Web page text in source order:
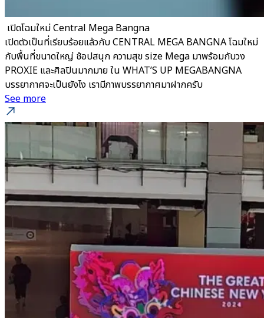
​ เปิดโฉมใหม่ Central Mega Bangna
เปิดตัวเป็นที่เรียบร้อยแล้วกับ CENTRAL MEGA BANGNA โฉมใหม่
กับพื้นที่ขนาดใหญ่ ช้อปสนุก ความสุข size Mega มาพร้อมกับวง
PROXIE และศิลปินมากมาย ใน WHAT’S UP MEGABANGNA
บรรยากาศจะเป็นยังไง เรามีภาพบรรยากาศมาฝากครับ
See more